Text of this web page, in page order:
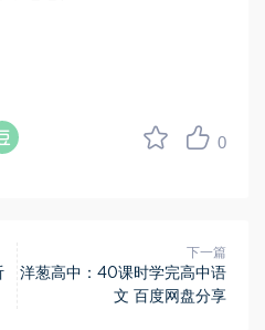
0
下一篇
洋葱高中：40课时学完高中语
文 百度网盘分享